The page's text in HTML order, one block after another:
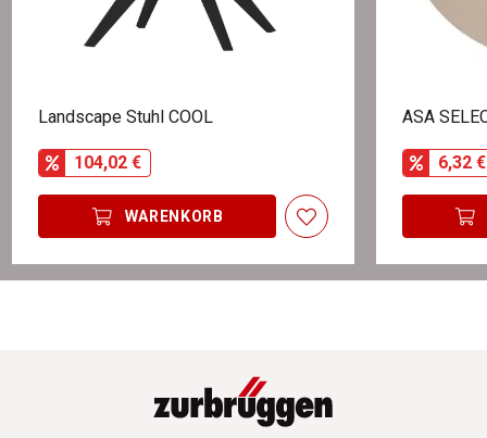
Landscape Stuhl COOL
104,02 €
WARENKORB
ASA
6,32 €